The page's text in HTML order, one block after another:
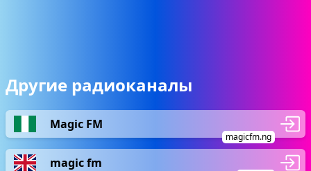
Другие радиоканалы
Magic FM
magicfm.ng
magic fm